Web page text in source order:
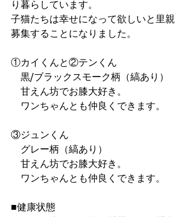
り暮らしています。
子猫たちは幸せになって欲しいと里親
募集することになりました。
①カイくんと②テンくん
黒/ブラックスモーク柄（縞あり）
甘えん坊でお膝大好き。
ワンちゃんとも仲良くできます。
③ジュンくん
グレー柄（縞あり）
甘えん坊でお膝大好き。
ワンちゃんとも仲良くできます。
■健康状態